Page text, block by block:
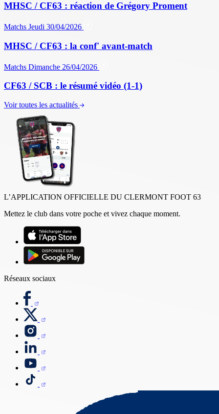
MHSC / CF63 : réaction de Grégory Proment
Matchs Jeudi 30/04/2026
MHSC / CF63 : la conf' avant-match
Matchs Dimanche 26/04/2026
CF63 / SCB : le résumé vidéo (1-1)
Voir toutes les actualités
L’APPLICATION OFFICIELLE DU CLERMONT FOOT 63
Mettez le club dans votre poche et vivez chaque moment.
Réseaux sociaux